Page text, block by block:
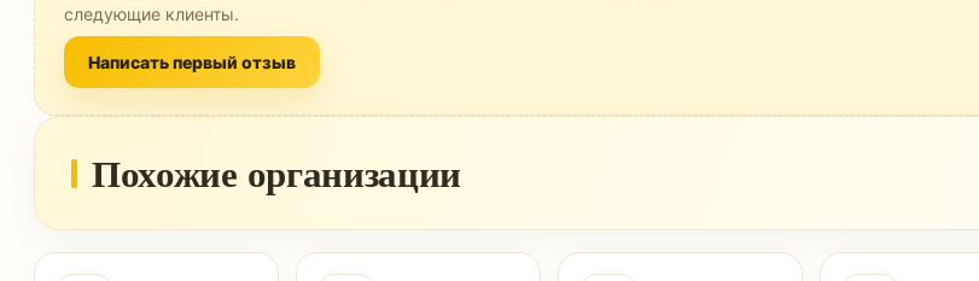
следующие клиенты.
Написать первый отзыв
Похожие организации